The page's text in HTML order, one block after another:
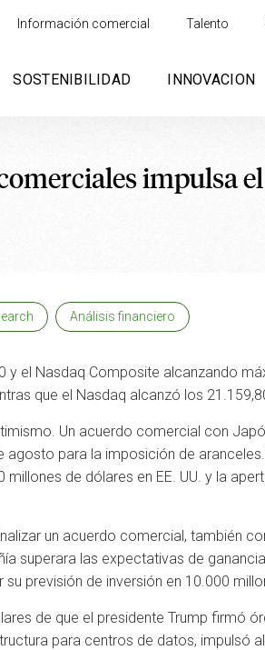
Información comercial Talento
SOSTENIBILIDAD INNOVACION
impulsa el
Análisis financiero
el Nasdaq Composite alcanzando
que el Nasdaq alcanzó los
Un acuerdo comercial con
para la imposición de
de dólares en EE. UU. y la
un acuerdo comercial, también
superara las expectativas de
previsión de inversión en 10.000
de que el presidente Trump firmó
para centros de datos, impulsó